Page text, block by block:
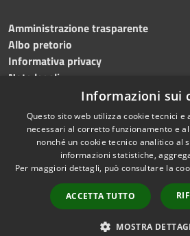
Amministrazione trasparente
Albo pretorio
Informativa privacy
Note legali
Dichiarazione di accessibilità
Accessibilità
Informazioni sui
Questo sito web utilizza cookie tecnici
necessari al corretto funzionamento e
nonché un cookie tecnico analitico al
informazioni statistiche,
Per maggiori dettagli, può consultare la
ACCETTA TUTTO
MOSTRA